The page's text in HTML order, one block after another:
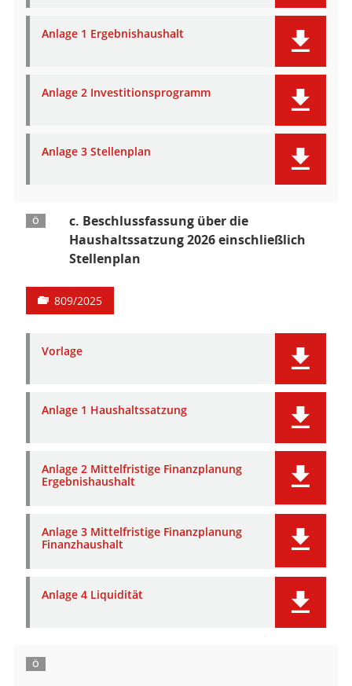
Anlage 1 Ergebnishaushalt
Anlage 2 Investitionsprogramm
Anlage 3 Stellenplan
Ö
c. Beschlussfassung über die
Haushaltssatzung 2026 einschließlich
Stellenplan
809/2025
Vorlage
Anlage 1 Haushaltssatzung
Anlage 2 Mittelfristige Finanzplanung
Ergebnishaushalt
Anlage 3 Mittelfristige Finanzplanung
Finanzhaushalt
Anlage 4 Liquidität
Ö